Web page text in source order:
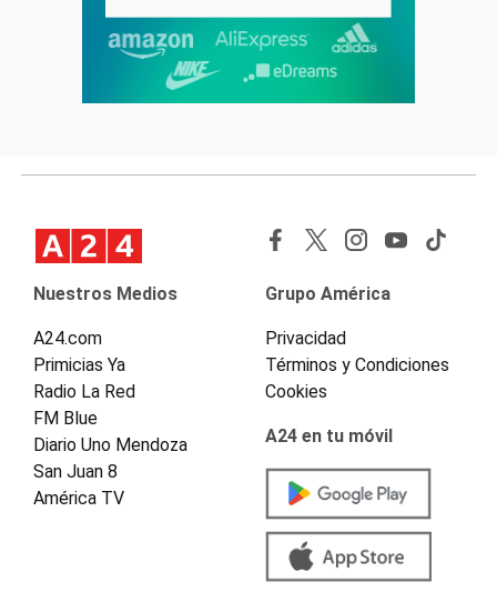
Nuestros Medios
A24.com
Primicias Ya
Radio La Red
FM Blue
Diario Uno Mendoza
San Juan 8
América TV
Grupo América
Privacidad
Términos y Condiciones
Cookies
A24 en tu móvil